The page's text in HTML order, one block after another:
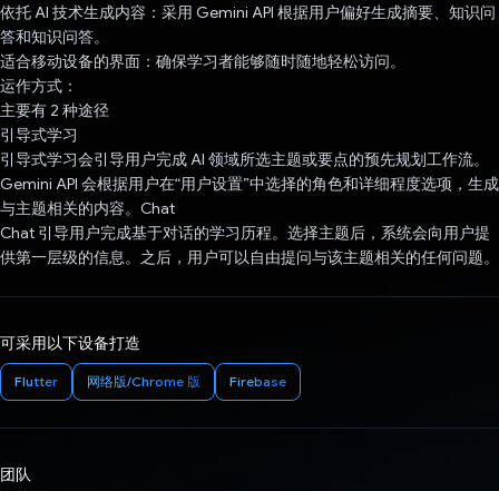
依托 AI 技术生成内容：采用 Gemini API 根据用户偏好生成摘要、知识问
答和知识问答。
适合移动设备的界面：确保学习者能够随时随地轻松访问。
运作方式：
主要有 2 种途径
引导式学习
引导式学习会引导用户完成 AI 领域所选主题或要点的预先规划工作流。
Gemini API 会根据用户在“用户设置”中选择的角色和详细程度选项，生成
与主题相关的内容。Chat
Chat 引导用户完成基于对话的学习历程。选择主题后，系统会向用户提
供第一层级的信息。之后，用户可以自由提问与该主题相关的任何问题。
可采用以下设备打造
Flutter 网络版/Chrome 版 Firebase
团队